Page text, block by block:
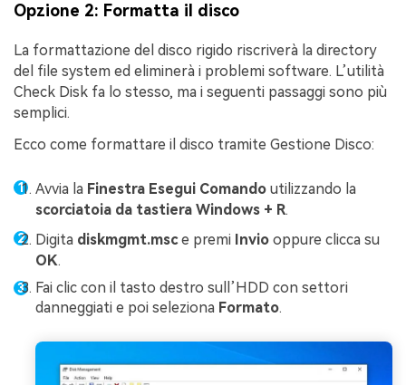
Opzione 2: Formatta il disco
La formattazione del disco rigido riscriverà la directory
del file system ed eliminerà i problemi software. L’utilità
Check Disk fa lo stesso, ma i seguenti passaggi sono più
semplici.
Ecco come formattare il disco tramite Gestione Disco:
Avvia la Finestra Esegui Comando utilizzando la
scorciatoia da tastiera Windows + R.
Digita diskmgmt.msce premi Invio oppure clicca su
OK.
Fai clic con il tasto destro sull’HDD con settori
danneggiati e poi seleziona Formato.